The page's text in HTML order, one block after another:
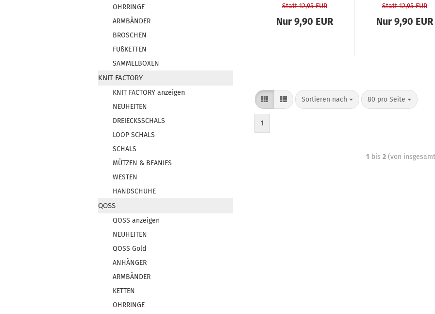
ber
Statt 12,95 EUR
Nur 9,90 EUR
used­gold
Statt 12,95 EUR
Nur 9,90 EUR
Sortieren nach 80 pro Seite
1
1 bis2 (von
OHRRINGE
ARMBÄNDER
BROSCHEN
FUßKETTEN
SAMMELBOXEN
KNIT FACTORY
KNIT FACTORY anzeigen
NEUHEITEN
DREIECKSSCHALS
LOOP SCHALS
SCHALS
MÜTZEN & BEANIES
WESTEN
HANDSCHUHE
QOSS
QOSS anzeigen
NEUHEITEN
QOSS Gold
ANHÄNGER
ARMBÄNDER
KETTEN
OHRRINGE